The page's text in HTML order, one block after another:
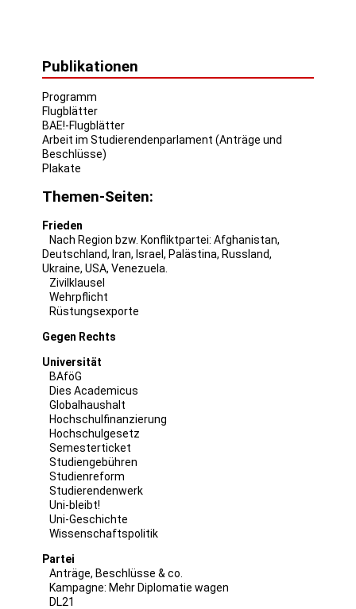
Publikationen
Programm
Flugblätter
BAE!-Flugblätter
Arbeit im Studierendenparlament (Anträge und
Beschlüsse)
Plakate
Themen-Seiten:
Frieden
Nach Region bzw. Konfliktpartei: Afghanistan,
Deutschland, Iran, Israel , Palästina, Russland,
Ukraine, USA, Venezuela
Zivilklausel
Wehrpflicht
Rüstungsexporte
Gegen Rechts
Universität
BAföG
Dies Academicus
Globalhaushalt
Hochschulfinanzierung
Hochschulgesetz
Semesterticket
Studiengebühren
Studienreform
Studierendenwerk
Uni-bleibt!
Uni-Geschichte
Wissenschaftspolitik
Partei
Anträge, Beschlüsse & co.
Kampagne: Mehr Diplomatie wagen
DL21